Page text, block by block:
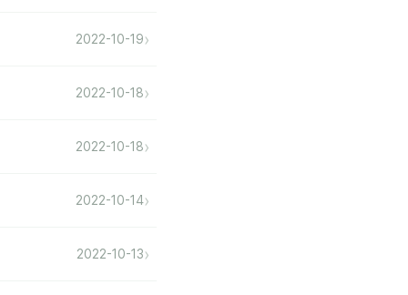
2022-10-19›
2022-10-18›
2022-10-18›
2022-10-14›
2022-10-13›